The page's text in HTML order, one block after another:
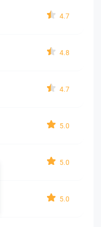
4.7
4.8
4.7
5.0
5.0
5.0